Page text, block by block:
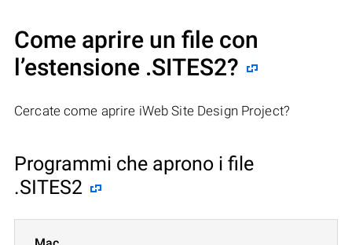
Come aprire un file con
l’estensione .SITES2?
Cercate come aprire iWeb Site Design Project?
Programmi che aprono i file
.SITES2